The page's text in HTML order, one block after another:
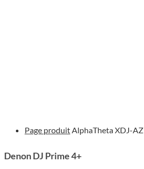
Page produitAlphaTheta XDJ-AZ
Denon DJ Prime 4+